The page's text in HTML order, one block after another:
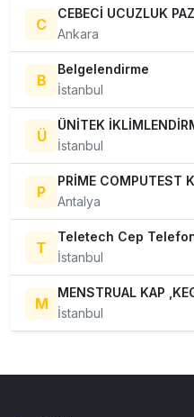
C
CEBECİ UCUZLUK
Ankara
B
Belgelendirme
İstanbul
Ü
ÜNİTEK
İstanbul
P
PRİME COMPUTEST
Antalya
T
Teletech Cep
İstanbul
M
İstanbul